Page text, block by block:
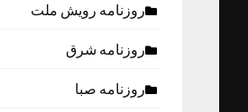
روزنامه رویش ملت
روزنامه شرق
روزنامه صبا